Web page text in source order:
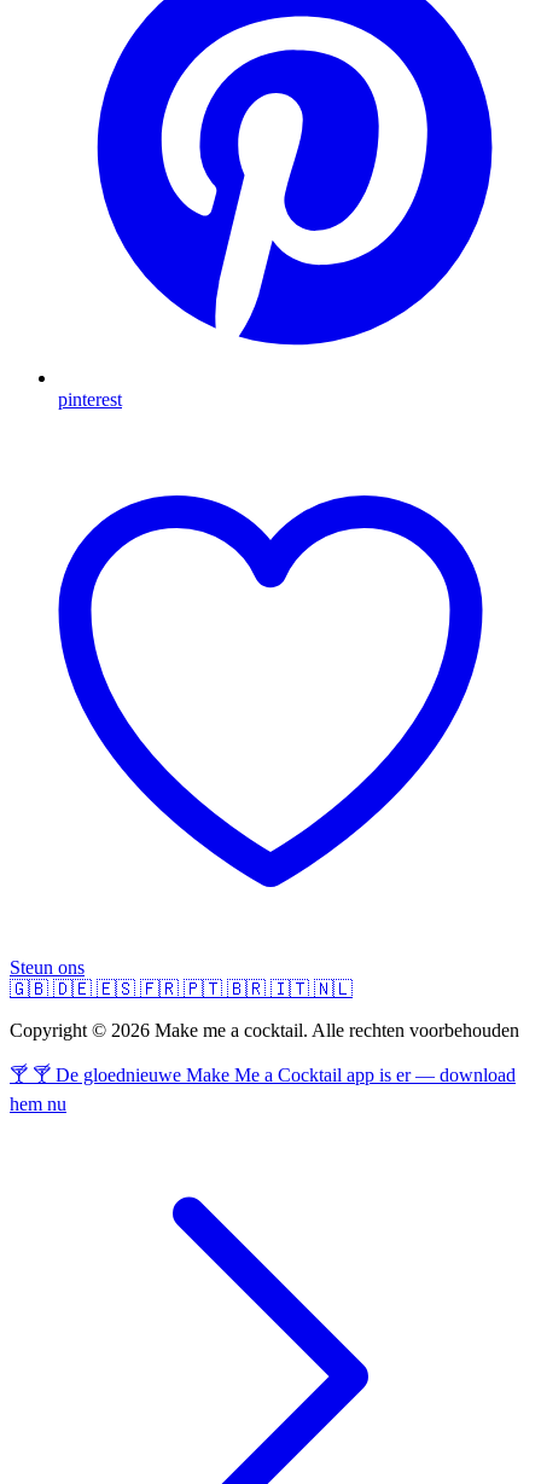
pinterest
Steun ons
🇬🇧 🇩🇪 🇪🇸 🇫🇷 🇵🇹 🇧🇷 🇮🇹 🇳🇱
Copyright © 2026 Make me a cocktail. Alle rechten voorbehouden
🍸 🍸 De gloednieuwe Make Me a Cocktail app is er — download
hem nu